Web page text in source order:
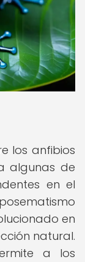
los anfibios
algunas de
en el
en
natural.
a los